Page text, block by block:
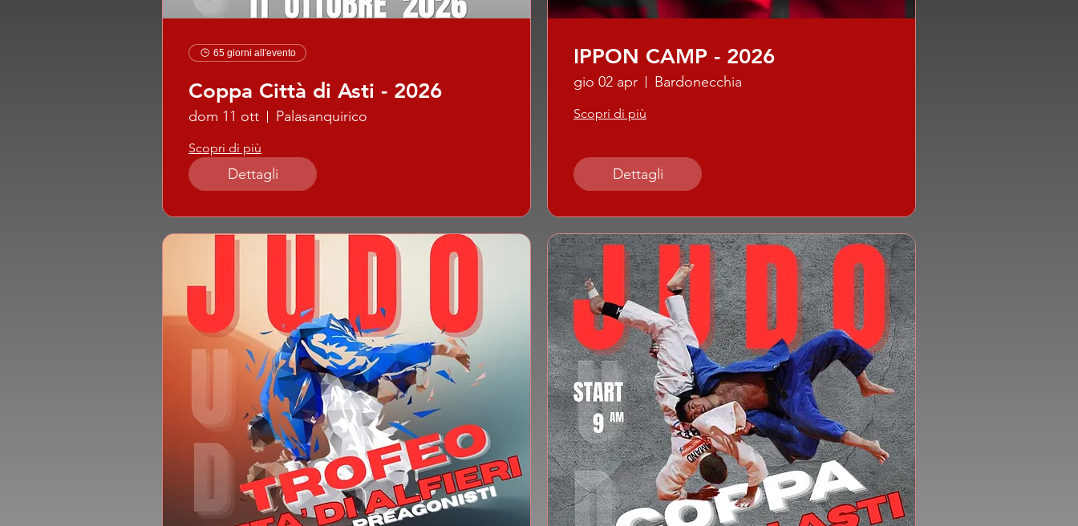
65 giorni all'evento
Coppa Città di Asti - 2026
dom 11 ott Palasanquirico
Scopri di più
Dettagli
IPPON CAMP - 2026
gio 02 apr Bardonecchia
Scopri di più
Dettagli